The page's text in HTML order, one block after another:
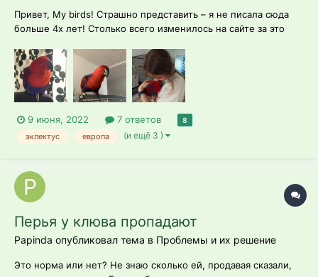
Привет, My birds! Страшно представить – я не писала сюда
больше 4х лет! Столько всего изменилось на сайте за это
Последняя и единственная публикация моя рассказывает о
том, как мы счастливы стать родителями чудесной
благородной девочки Астрид. Оста...
9 июня, 2022 7 ответов 8
эклектус европа (и ещё 3 )
Перья у клюва пропадают
Papinda опубликовал тема в Проблемы и их решение
Это норма или нет? Не знаю сколько ей, продавая сказали,